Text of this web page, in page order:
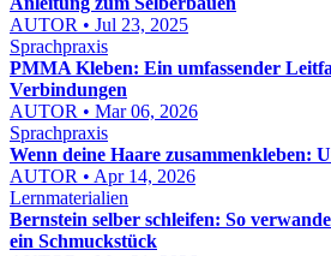
AUTOR • Jul 23, 2025
Sprachpraxis
PMMA Kleben: Ein umfassender
Verbindungen
AUTOR • Mar 06, 2026
Sprachpraxis
Wenn deine Haare zusammenkleben:
AUTOR • Apr 14, 2026
Lernmaterialien
Bernstein selber schleifen: So
ein Schmuckstück